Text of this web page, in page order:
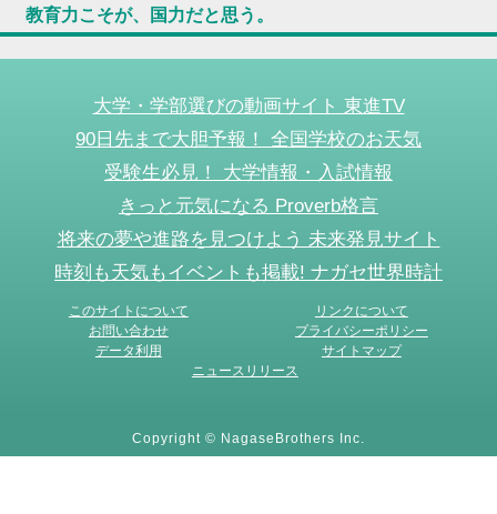
教育力こそが、国力だと思う。
大学・学部選びの動画サイト 東進TV
90日先まで大胆予報！ 全国学校のお天気
受験生必見！ 大学情報・入試情報
きっと元気になる Proverb格言
将来の夢や進路を見つけよう 未来発見サイト
時刻も天気もイベントも掲載! ナガセ世界時計
このサイトについて
リンクについて
お問い合わせ
プライバシーポリシー
データ利用
サイトマップ
ニュースリリース
Copyright © NagaseBrothers Inc.